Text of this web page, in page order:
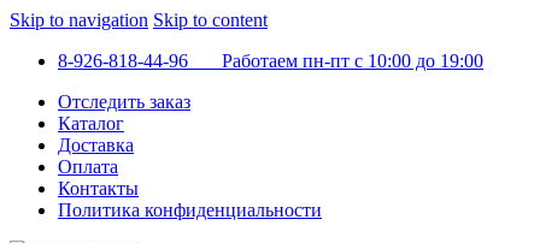
Skip to navigation Skip to content
8-926-818-44-96 Работаем пн-пт с 10:00 до 19:00
Отследить заказ
Каталог
Доставка
Оплата
Контакты
Политика конфиденциальности